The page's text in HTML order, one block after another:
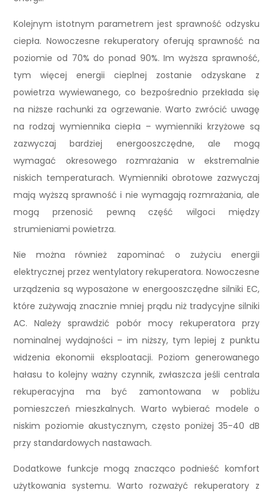
Kolejnym istotnym parametrem jest sprawność odzysku
ciepła. Nowoczesne rekuperatory oferują sprawność na
poziomie od 70% do ponad 90%. Im wyższa sprawność,
tym więcej energii cieplnej zostanie odzyskane z
powietrza wywiewanego, co bezpośrednio przekłada się
na niższe rachunki za ogrzewanie. Warto zwrócić uwagę
na rodzaj wymiennika ciepła – wymienniki krzyżowe są
zazwyczaj bardziej energooszczędne, ale mogą
wymagać okresowego rozmrażania w ekstremalnie
niskich temperaturach. Wymienniki obrotowe zazwyczaj
mają wyższą sprawność i nie wymagają rozmrażania, ale
mogą przenosić pewną część wilgoci między
strumieniami powietrza.
Nie można również zapominać o zużyciu energii
elektrycznej przez wentylatory rekuperatora. Nowoczesne
urządzenia są wyposażone w energooszczędne silniki EC,
które zużywają znacznie mniej prądu niż tradycyjne silniki
AC. Należy sprawdzić pobór mocy rekuperatora przy
nominalnej wydajności – im niższy, tym lepiej z punktu
widzenia ekonomii eksploatacji. Poziom generowanego
hałasu to kolejny ważny czynnik, zwłaszcza jeśli centrala
rekuperacyjna ma być zamontowana w pobliżu
pomieszczeń mieszkalnych. Warto wybierać modele o
niskim poziomie akustycznym, często poniżej 35-40 dB
przy standardowych nastawach.
Dodatkowe funkcje mogą znacząco podnieść komfort
użytkowania systemu. Warto rozważyć rekuperatory z